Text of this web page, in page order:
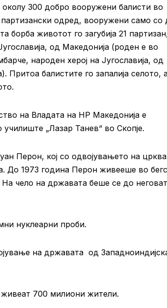
300 добро вооружени балисти во
одред, вооружени само со
животот го загубија 21
од Македонија (роден е во
народен херој на Југославија, од
Притоа балистите го запалија селото,
на Владата на НР Македонија е
„Лазар Танев“ во Скопје.
Перон, кој со одвојувањето на
До 1973 година Перон живееше во
чело на државата беше се до
нуклеарни проби.
на државата од
живеат 700 милиони жители.